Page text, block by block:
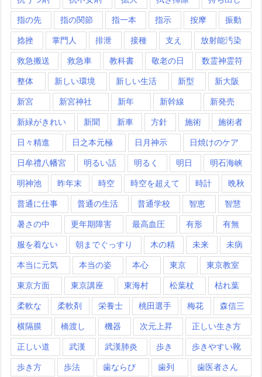
指の先 指の関節 指一本 指示 按摩 振動
捻挫 掌門人 排泄 接種 支え 放射能汚染
救急搬送 救急車 教科書 敬老の日 数霊神霊符
整体 新しい環境 新しい生活 新型 新大阪
新宮 新宮神社 新年 新幹線 新発売
新緑がきれい 新聞 新車 方針 施術 施術者
日々精進 日之本元極 日月神示 日焼けのケア
日牟禮八幡宮 明るい話 明るく 明日 明石海峡
明神池 昨年末 時空 時空を超えて 時計 晩秋
普通に仕事 普通の生活 普通学校 智恵 智慧
暑さの中 更年期障害 最高血圧 有形 有無
服を着ない 朝までぐっすり 木の精 未来 未病
本当に元気 本当の姿 本心 東京 東京教室
東京方面 東京講座 東海村 松葉杖 枯れ葉
柔軟な 柔軟剤 栄養士 桃田選手 梅花 森信三
横隔膜 橋渡し 機器 次元上昇 正しい生き方
正しい道 武漢 武漢肺炎 歩き 歩きやすい靴
歩き方 歩法 歯ならび 歯列 歯医者さん